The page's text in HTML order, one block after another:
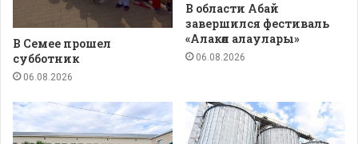
В Семее прошел
субботник
06.08.2026
В области Абай
завершился фестиваль
«Алакөл алаулары»
06.08.2026